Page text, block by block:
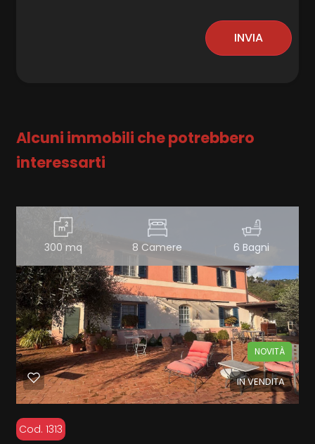
INVIA
Alcuni immobili che potrebbero
interessarti
300 mq 8 Camere 6 Bagni
IN VENDITA
NOVITÀ
Cod. 1313